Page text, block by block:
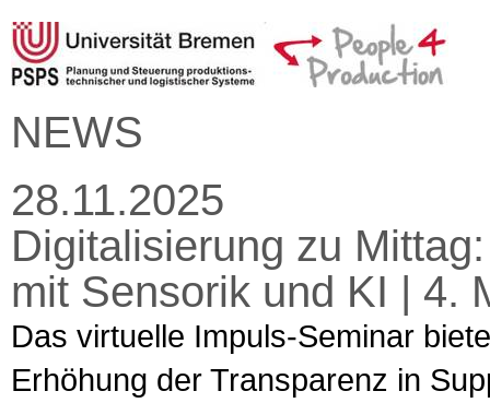
NEWS
28.11.2025
Digitalisierung zu
mit Sensorik und KI | 4.
Das virtuelle Impuls-Seminar
Erhöhung der Transparenz in